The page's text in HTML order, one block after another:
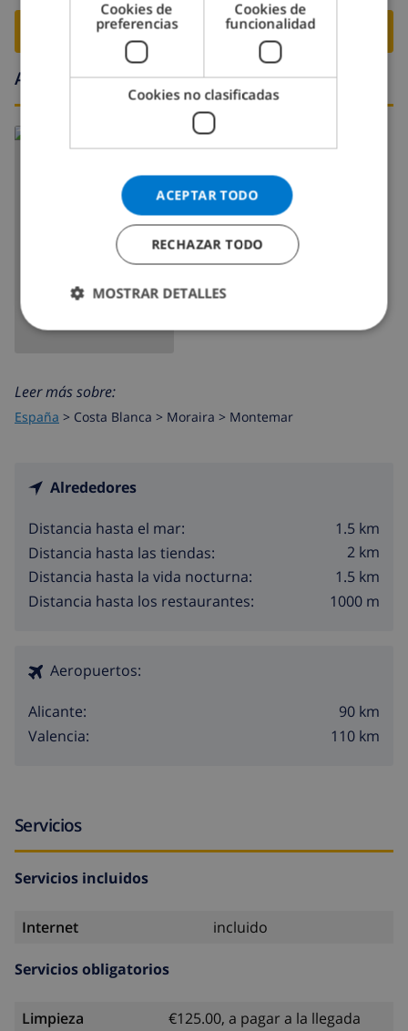
RESERVE ESTE CHALÉ ›
Alrededores
MOSTRAR MAPA
Leer más sobre:
España > Costa Blanca > Moraira > Montemar
Alrededores
Distancia hasta el mar:
1.5 km
Distancia hasta las tiendas:
2 km
Distancia hasta la vida nocturna:
1.5 km
Distancia hasta los restaurantes:
1000 m
Aeropuertos:
Alicante:
90 km
Valencia:
110 km
Servicios
Servicios incluidos
Internet incluido
Servicios obligatorios
Limpieza
€125.00, a pagar a la llegada
Cookies de
preferencias
Cookies de
funcionalidad
Cookies no clasificadas
ACEPTAR TODO
RECHAZAR TODO
MOSTRAR DETALLES